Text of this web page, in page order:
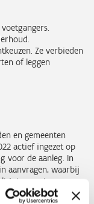
Ze verbieden
of leggen
en gemeenten
actief ingezet op
voor de aanleg. In
aanvragen, waarbij
integreert
subsidie voor